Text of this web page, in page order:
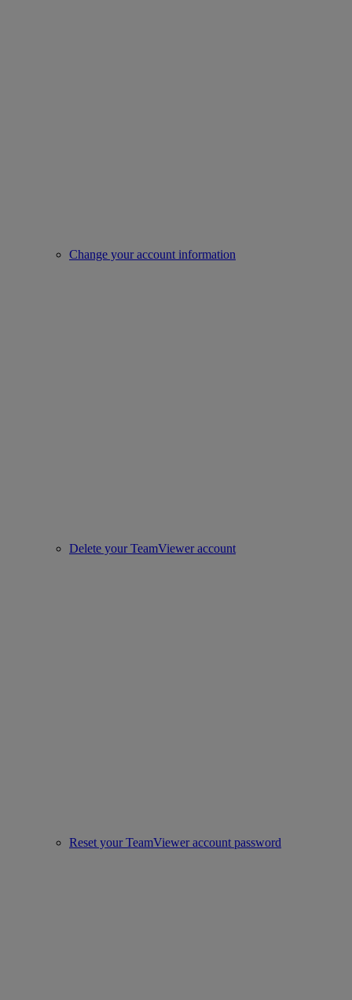
Change your account information
Delete your TeamViewer account
Reset your TeamViewer account password